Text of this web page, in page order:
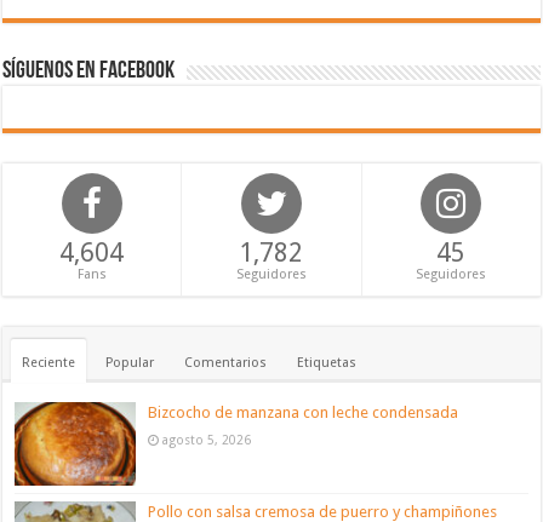
Síguenos en Facebook
4,604
Fans
1,782
Seguidores
45
Seguidores
Reciente Popular Comentarios Etiquetas
Bizcocho de manzana con leche condensada
agosto 5, 2026
Pollo con salsa cremosa de puerro y champiñones